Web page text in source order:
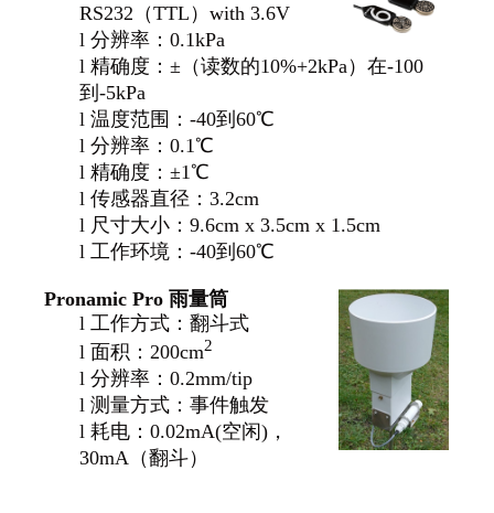
RS232（TTL）with 3.6V
l 分辨率：0.1kPa
l 精确度：±（读数的10%+2kPa）在-100
到-5kPa
l 温度范围：-40到60℃
l 分辨率：0.1℃
l 精确度：±1℃
l 传感器直径：3.2cm
l 尺寸大小：9.6cm x 3.5cm x 1.5cm
l 工作环境：-40到60℃
Pronamic Pro 雨量筒
l 工作方式：翻斗式
l 面积：200cm2
l 分辨率：0.2mm/tip
l 测量方式：事件触发
l 耗电：0.02mA(空闲)，
30mA（翻斗）